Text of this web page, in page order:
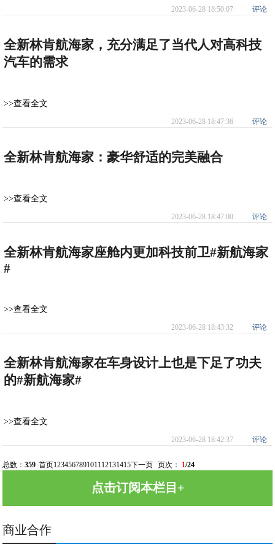
2023-06-28 18:50:07 评论
全新林肯航海家，充分满足了当代人对高科技
汽车的需求
>>查看全文
2023-06-28 18:47:36 评论
全新林肯航海家：豪华舒适的完美融合
>>查看全文
2023-06-28 18:47:00 评论
全新林肯航海家座舱内更加科技前卫#新航海家
#
>>查看全文
2023-06-28 18:43:32 评论
全新林肯航海家在车身设计上也是下足了功夫
的#新航海家#
>>查看全文
2023-06-28 18:42:37 评论
总数：359 首页123456789101112131415下一页 页次： 1/24
点击订阅本栏目+
商业合作